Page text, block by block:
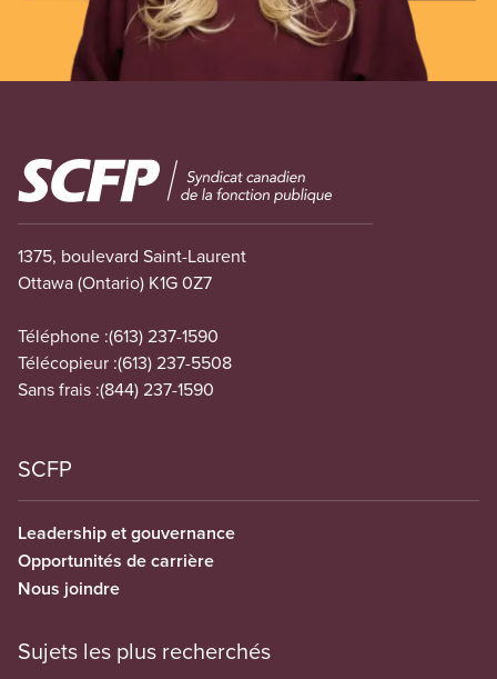
Image
1375, boulevard Saint-Laurent
Ottawa (Ontario) K1G 0Z7
Téléphone :(613) 237-1590
Télécopieur :(613) 237-5508
Sans frais :(844) 237-1590
SCFP
Leadership et gouvernance
Opportunités de carrière
Nous joindre
Sujets les plus recherchés